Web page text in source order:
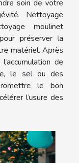
soin de votre
Nettoyage
moulinet
préserver la
matériel. Après
de
le sel ou des
le bon
l’usure des